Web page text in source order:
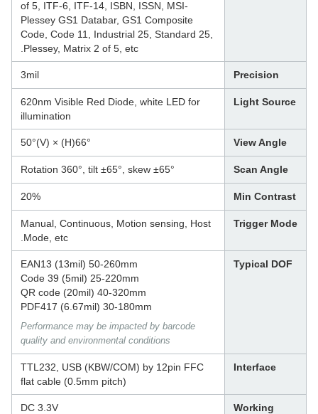
of 5, ITF-6, ITF-14, ISBN, ISSN, MSI-
Plessey GS1 Databar, GS1 Composite
Code, Code 11, Industrial 25, Standard 25,
Plessey, Matrix 2 of 5, etc.
Precision
3mil
Light Source
620nm Visible Red Diode, white LED for
illumination
View Angle
66°(H) × 50°(V)
Scan Angle
Rotation 360°, tilt ±65°, skew ±65°
Min Contrast
20%
Trigger Mode
Manual, Continuous, Motion sensing, Host
Mode, etc.
Typical DOF
EAN13 (13mil) 50-260mm
Code 39 (5mil) 25-220mm
QR code (20mil) 40-320mm
PDF417 (6.67mil) 30-180mm
Performance may be impacted by barcode
quality and environmental conditions
Interface
TTL232, USB (KBW/COM) by 12pin FFC
flat cable (0.5mm pitch)
Working
DC 3.3V